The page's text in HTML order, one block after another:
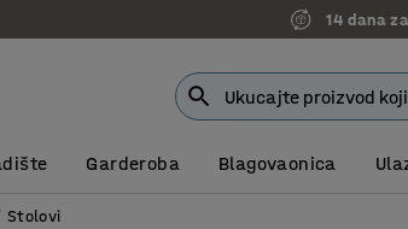
14 dana
Garderoba Blagovaonica
Stolovi